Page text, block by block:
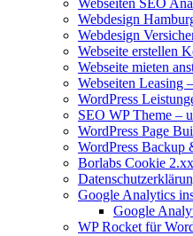
Webseiten SEO
Webdesign
Webdesign
Webseite erstellen
Webseite mieten
Webseiten Leasing
WordPress
SEO WP Theme –
WordPress Page
WordPress Backup
Borlabs Cookie 2.xx
Google Analytics
Google
WP Rocket für